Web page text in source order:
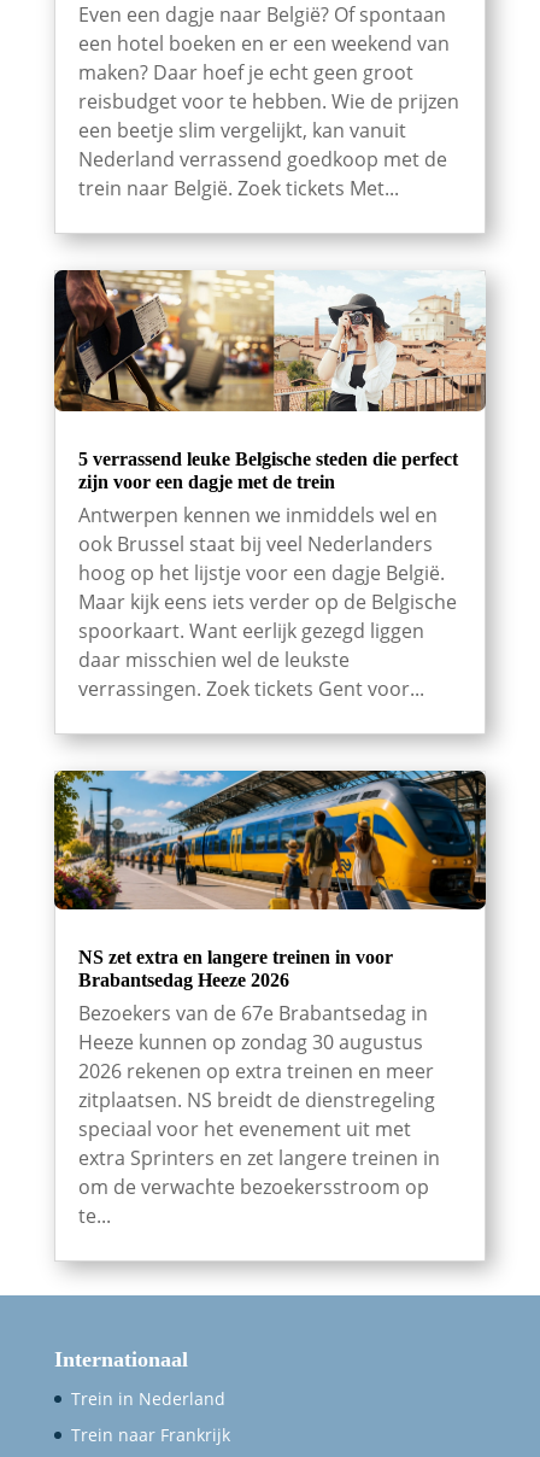
Even een dagje naar België? Of spontaan
een hotel boeken en er een weekend van
maken? Daar hoef je echt geen groot
reisbudget voor te hebben. Wie de prijzen
een beetje slim vergelijkt, kan vanuit
Nederland verrassend goedkoop met de
trein naar België. Zoek tickets Met...
5 verrassend leuke Belgische steden die perfect
zijn voor een dagje met de trein
Antwerpen kennen we inmiddels wel en
ook Brussel staat bij veel Nederlanders
hoog op het lijstje voor een dagje België.
Maar kijk eens iets verder op de Belgische
spoorkaart. Want eerlijk gezegd liggen
daar misschien wel de leukste
verrassingen. Zoek tickets Gent voor...
NS zet extra en langere treinen in voor
Brabantsedag Heeze 2026
Bezoekers van de 67e Brabantsedag in
Heeze kunnen op zondag 30 augustus
2026 rekenen op extra treinen en meer
zitplaatsen. NS breidt de dienstregeling
speciaal voor het evenement uit met
extra Sprinters en zet langere treinen in
om de verwachte bezoekersstroom op
te...
Internationaal
Trein in Nederland
Trein naar Frankrijk